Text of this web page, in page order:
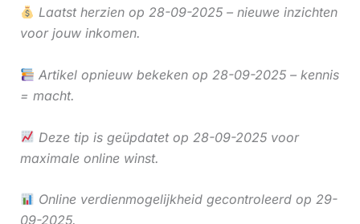
Laatst herzien op 28-09-2025 – nieuwe inzichten
voor jouw inkomen.
Artikel opnieuw bekeken op 28-09-2025 – kennis
= macht.
Deze tip is geüpdatet op 28-09-2025 voor
maximale online winst.
Online verdienmogelijkheid gecontroleerd op 29-
09-2025.